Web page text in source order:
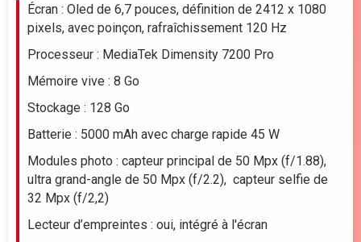
juil.
200
250
400
Écran : Oled de 6,7 pouces, définition de 2412 x 1080
pixels, avec poinçon, rafraîchissement 120 Hz
Processeur : MediaTek Dimensity 7200 Pro
Mémoire vive : 8 Go
Stockage : 128 Go
Batterie : 5000 mAh avec charge rapide 45 W
Modules photo : capteur principal de 50 Mpx (f/1.88),
ultra grand-angle de 50 Mpx (f/2.2), capteur selfie de
32 Mpx (f/2,2)
Lecteur d’empreintes : oui, intégré à l'écran